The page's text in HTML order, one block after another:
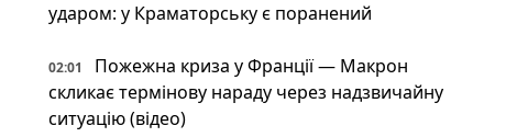
ударом: у Краматорську є поранений
02:01
Пожежна криза у Франції — Макрон
скликає термінову нараду через надзвичайну
ситуацію (відео)